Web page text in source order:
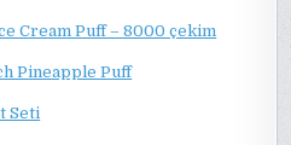
Cream Puff – 8000 çekim
Pineapple Puff
Seti